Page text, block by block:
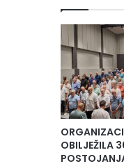
OBILJEŽILA